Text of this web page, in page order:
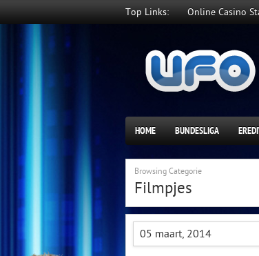
Top Links: Online Casino
HOME BUNDESLIGA
Browsing Categorie
Filmpjes
05 maart, 2014